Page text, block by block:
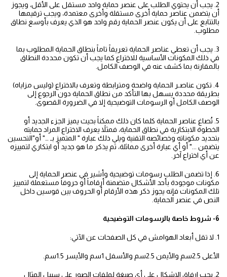
2. يجب أن يحتوي الطلب على عنصر حماية واحد مستقل على الأقل، ويجوز
أن يتضمن عناصر حماية أخرى مستقلة وأخرى معتمدة، ويجب ترقيمها
بالتتابع على أن يكون عنصر الحماية رقم واحد هو الذي يعرف بأوسع نطاق
مطلوب.
3. يجب أن تعطي عناصر الحماية تعريفاً تاماً بنطاق الحماية المطلوب بما
في ذلك المكونات الأساسية للاختراع كما يجب أن تكون محددة النطاق
بالمقارنة بما كشف عنه في الوصف الكامل.
4. تكون عناصـر الحماية واضحة ومترابطة وتعرف بالاختراع (وليس مزاياه)
بطريقة محددة يسهل بها التأكد من نطاق الحماية دون الرجوع إلى
الوصف الكامل أو الرسومات التوضيحية إلا في الضرورة القصوى.
5. تُصاغ عناصر الحماية كلما كان ذلك ممكناً بحيث يميز الجزء الجديد أو
الخطوة الابتكارية في نطاق الحماية، فمثلاً يعرف الاختراع المراد حمايته
بتحديد مكوناته وخصائصه التقنية ويلي ذلك عبارة " المتميز بـ …" أو"التحسين
يتضمن ..." أو أي عبارة أخرى مماثلة، ثم يذكر ما هو جديد أو ابتكاري لتمييزه
عن أي اختراع آخر.
6. إذا تضمن الطلب رسومات توضيحية وأشير في عنصر الحماية إلى
مكونات موجودة بأحد الأشكال متضمنة أرقاماً أو حروفاً مستعملة لتمييز
تلك المكونات فإنه يجوز ذكر هذه الأرقام أو الحروف بين قوسين داخل
النص في عنصر الحماية.
6- شروط خاصة بالرسومات التوضيحية
1. لا تقل أبعاد الهوامش في كل الصفحات عن الآتي:
الأعلى 2.5سم والأيمن 2.5سم والأسفل 1سم والأيسر 1.5سم.
2. يجب ارفاق الاشكال على أي صيغة لملفات الصور على سبيل المثال